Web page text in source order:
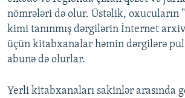
nömrələri də olur. Üstəlik, oxucuların
kimi tanınmış dərgilərin İnternet
üçün kitabxanalar həmin dərgilərə
abunə də olurlar.
Yerli kitabxanaları sakinlər arasında